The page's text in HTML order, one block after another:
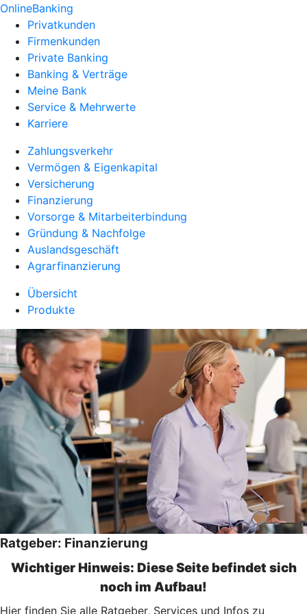
OnlineBanking
Privatkunden
Firmenkunden
Private Banking
Banking & Verträge
Meine Bank
Service & Mehrwerte
Karriere
Zahlungsverkehr
Vermögen & Eigenkapital
Versicherung
Finanzierung
Vorsorge & Mitarbeiterbindung
Gründung & Nachfolge
Auslandsgeschäft
Agrarfinanzierung
Übersicht
Produkte
Ratgeber: Finanzierung
Wichtiger Hinweis: Diese Seite befindet sich
noch im Aufbau!
Hier finden Sie alle Ratgeber, Services und Infos zu